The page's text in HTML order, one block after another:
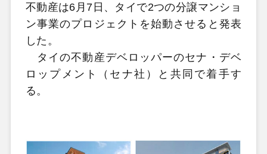
不動産は6月7日、タイで2つの分譲マンショ
ン事業のプロジェクトを始動させると発表
した。
タイの不動産デベロッパーのセナ・デベ
ロップメント（セナ社）と共同で着手す
る。